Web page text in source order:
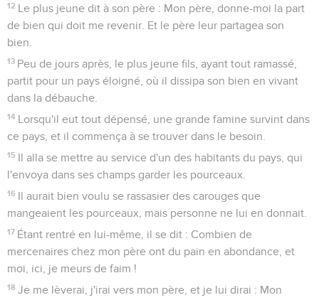
12 Le plus jeune dit à son père : Mon père, donne-moi la part
de bien qui doit me revenir. Et le père leur partagea son
bien.
13 Peu de jours après, le plus jeune fils, ayant tout ramassé,
partit pour un pays éloigné, où il dissipa son bien en vivant
dans la débauche.
14 Lorsqu'il eut tout dépensé, une grande famine survint dans
ce pays, et il commença à se trouver dans le besoin.
15 Il alla se mettre au service d'un des habitants du pays, qui
l'envoya dans ses champs garder les pourceaux.
16 Il aurait bien voulu se rassasier des carouges que
mangeaient les pourceaux, mais personne ne lui en donnait.
17 Étant rentré en lui-même, il se dit : Combien de
mercenaires chez mon père ont du pain en abondance, et
moi, ici, je meurs de faim !
18 Je me lèverai, j'irai vers mon père, et je lui dirai : Mon